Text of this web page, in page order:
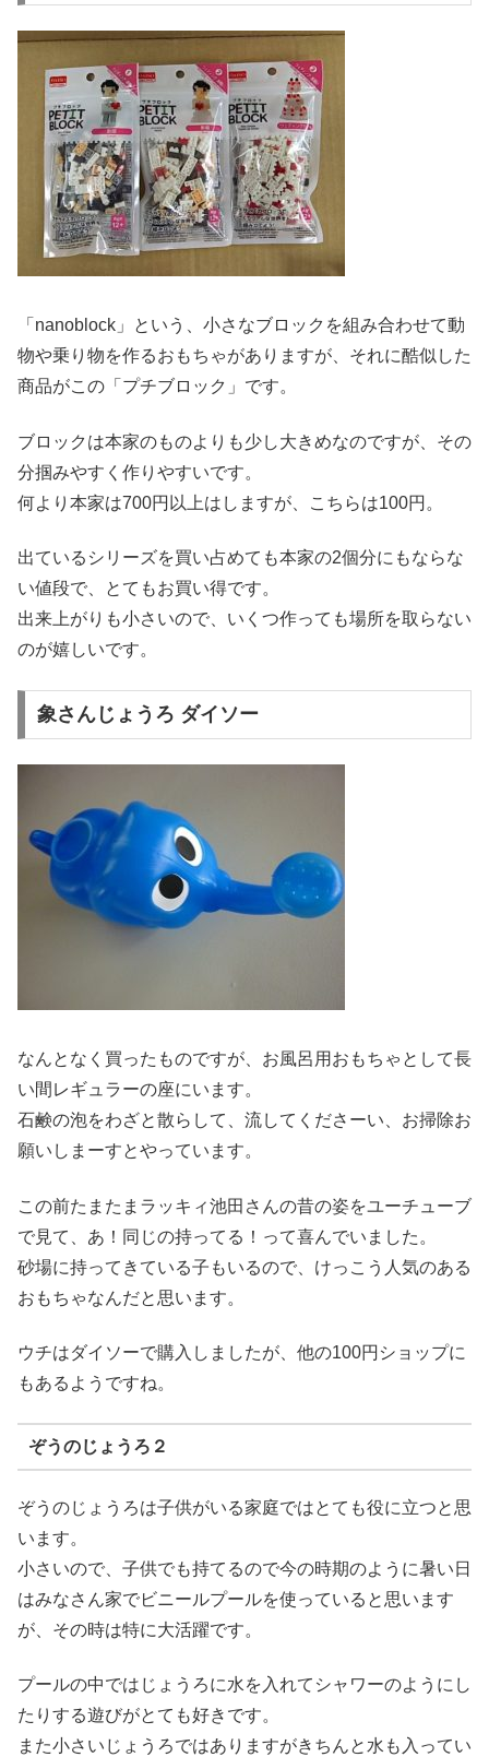
「nanoblock」という、小さなブロックを組み合わせて動
物や乗り物を作るおもちゃがありますが、それに酷似した
商品がこの「プチブロック」です。
ブロックは本家のものよりも少し大きめなのですが、その
分掴みやすく作りやすいです。
何より本家は700円以上はしますが、こちらは100円。
出ているシリーズを買い占めても本家の2個分にもならな
い値段で、とてもお買い得です。
出来上がりも小さいので、いくつ作っても場所を取らない
のが嬉しいです。
象さんじょうろ ダイソー
なんとなく買ったものですが、お風呂用おもちゃとして長
い間レギュラーの座にいます。
石鹸の泡をわざと散らして、流してくださーい、お掃除お
願いしまーすとやっています。
この前たまたまラッキィ池田さんの昔の姿をユーチューブ
で見て、あ！同じの持ってる！って喜んでいました。
砂場に持ってきている子もいるので、けっこう人気のある
おもちゃなんだと思います。
ウチはダイソーで購入しましたが、他の100円ショップに
もあるようですね。
ぞうのじょうろ２
ぞうのじょうろは子供がいる家庭ではとても役に立つと思
います。
小さいので、子供でも持てるので今の時期のように暑い日
はみなさん家でビニールプールを使っていると思います
が、その時は特に大活躍です。
プールの中ではじょうろに水を入れてシャワーのようにし
たりする遊びがとても好きです。
また小さいじょうろではありますがきちんと水も入ってい